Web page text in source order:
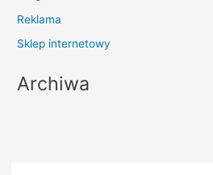
Reklama
Sklep internetowy
Archiwa